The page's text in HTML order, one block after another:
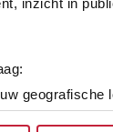
inzicht in
het actief te